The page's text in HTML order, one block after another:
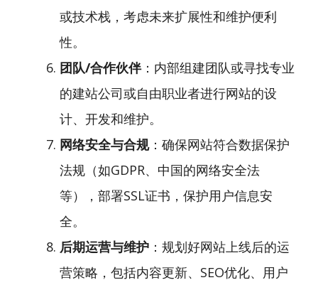
或技术栈，考虑未来扩展性和维护便利
性。
团队/合作伙伴：内部组建团队或寻找专业
的建站公司或自由职业者进行网站的设
计、开发和维护。
网络安全与合规：确保网站符合数据保护
法规（如GDPR、中国的网络安全法
等），部署SSL证书，保护用户信息安
全。
后期运营与维护 ：规划好网站上线后的运
营策略，包括内容更新、SEO优化、用户